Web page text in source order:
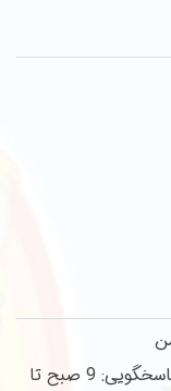
شماره تماس: 01333570388 - ساعت پاسخگویی: 9 صبح تا